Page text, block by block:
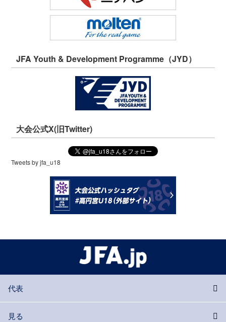
JFA Youth & Development Programme（JYD）
大会公式X(旧Twitter)
Tweets by jfa_u18
代表
見る